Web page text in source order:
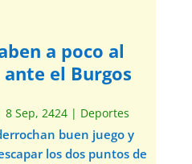
a poco al
el Burgos
8 Sep, 2424| Deportes
buen juego y
los dos puntos de